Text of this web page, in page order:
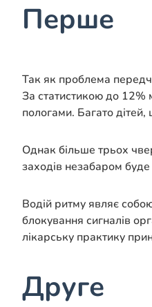
Перше
Так як проблема
За статистикою до 12%
пологами. Багато
Однак більше трьох
заходів незабаром
Водій ритму являє
блокування сигналів
лікарську практику
Друге